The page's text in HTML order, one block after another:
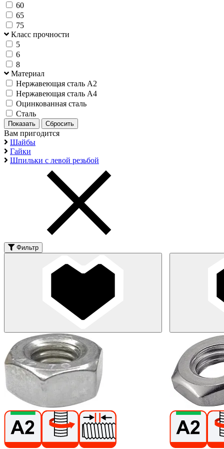
60
65
75
Класс прочности
5
6
8
Материал
Нержавеющая сталь А2
Нержавеющая сталь А4
Оцинкованная сталь
Сталь
Вам пригодится
Шайбы
Гайки
Шпильки с левой резьбой
Фильтр